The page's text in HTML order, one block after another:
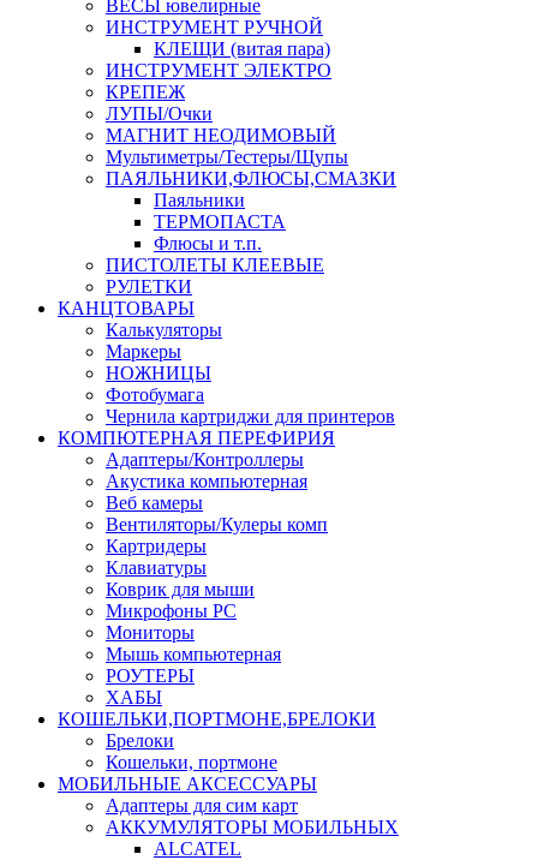
ВЕСЫ ювелирные
ИНСТРУМЕНТ РУЧНОЙ
КЛЕЩИ (витая пара)
ИНСТРУМЕНТ ЭЛЕКТРО
КРЕПЕЖ
ЛУПЫ/Очки
МАГНИТ НЕОДИМОВЫЙ
Мультиметры/Тестеры/Щупы
ПАЯЛЬНИКИ,ФЛЮСЫ,СМАЗКИ
Паяльники
ТЕРМОПАСТА
Флюсы и т.п.
ПИСТОЛЕТЫ КЛЕЕВЫЕ
РУЛЕТКИ
КАНЦТОВАРЫ
Калькуляторы
Маркеры
НОЖНИЦЫ
Фотобумага
Чернила картриджи для принтеров
КОМПЮТЕРНАЯ ПЕРЕФИРИЯ
Адаптеры/Контроллеры
Акустика компьютерная
Веб камеры
Вентиляторы/Кулеры комп
Картридеры
Клавиатуры
Коврик для мыши
Микрофоны PC
Мониторы
Мышь компьютерная
РОУТЕРЫ
ХАБЫ
КОШЕЛЬКИ,ПОРТМОНЕ,БРЕЛОКИ
Брелоки
Кошельки, портмоне
МОБИЛЬНЫЕ АКСЕССУАРЫ
Адаптеры для сим карт
АККУМУЛЯТОРЫ МОБИЛЬНЫХ
ALCATEL